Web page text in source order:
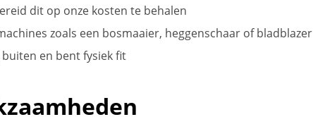
dit op onze kosten te behalen
zoals een bosmaaier, heggenschaar of bladblazer
buiten en bent fysiek fit